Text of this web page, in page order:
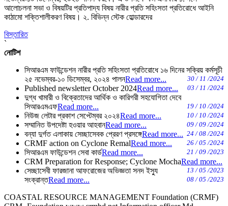
আলোচলনা সভা ও বিষয়টির প্রতিপাদ্য বিষয় নারীর প্রতি সহিংসতা প্রতিরোধে আইনি
কাঠামো শক্তিশালীকরণ বিষয়। ২. বিভিন্ন স্টেক হোল্ডারদের
বিস্তারিত
`
নোটিশ
সিআরএম ফাউন্ডেশন নারীর প্রতি সহিংসতা প্রতিরোধে ১৬ দিনের সক্রিয় কর্মসূচী
২৫ নভেম্বর-১০ ডিসেম্বর, ২০২৪ পালনRead more... 30 / 11 /2024
Published newsletter October 2024Read more... 03 / 11 /2024
দুগ্ধ খামারী ও বিক্রেতাদের আর্থিক ও কারিগরী সহযোগিতা দেবে
সিআরএমএফRead more... 19 / 10 /2024
নিউজ লেটার প্রকাশ সেপ্টেম্বর ২০২৪Read more... 10 / 10 /2024
সম্মানিত উপদেষ্টা হওয়ার আহবানRead more... 09 / 09 /2024
বন্যা দুর্গত এলাকায় সেচ্ছাসেবক প্রেরণ প্রসঙ্গেRead more... 24 / 08 /2024
CRMF action on Cyclone RemalRead more... 26 / 05 /2024
সিআরএম ফাউন্ডেশন সেবা কার্ডRead more... 21 / 09 /2023
CRM Preparation for Response; Cyclone MochaRead more...
13 / 05 /2023
সেচ্ছাসেবী ফারজানা আফরোজের অভিজ্ঞতা সনদ ইস্যু
সংক্রান্তRead more... 08 / 05 /2023
COASTAL RESOURCE MANAGEMENT Foundation (CRMF)